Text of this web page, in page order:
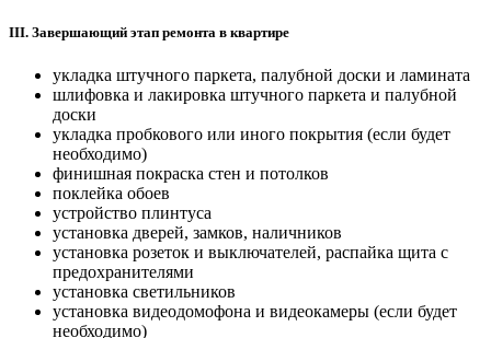
III. Завершающий этап ремонта в квартире
укладка штучного паркета, палубной доски и ламината
шлифовка и лакировка штучного паркета и палубной
доски
укладка пробкового или иного покрытия (если будет
необходимо)
финишная покраска стен и потолков
поклейка обоев
устройство плинтуса
установка дверей, замков, наличников
установка розеток и выключателей, распайка щита с
предохранителями
установка светильников
установка видеодомофона и видеокамеры (если будет
необходимо)